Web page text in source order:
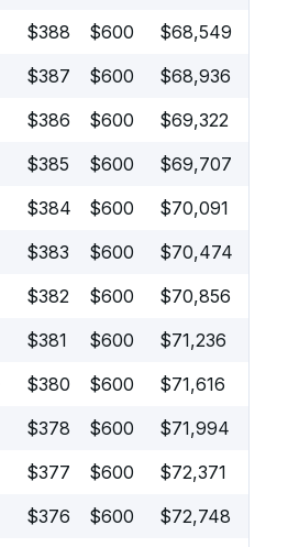
$388 $600 $68,549
$387 $600 $68,936
$386 $600 $69,322
$385 $600 $69,707
$384 $600 $70,091
$383 $600 $70,474
$382 $600 $70,856
$381 $600 $71,236
$380 $600 $71,616
$378 $600 $71,994
$377 $600 $72,371
$376 $600 $72,748